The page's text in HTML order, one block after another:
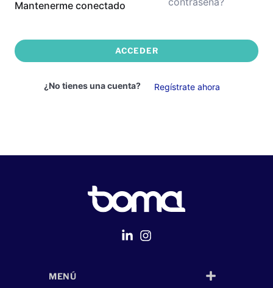
Mantenerme conectado
ACCEDER
¿No tienes una cuenta? Regístrate ahora
MENÚ
Página Web Despliegue Web